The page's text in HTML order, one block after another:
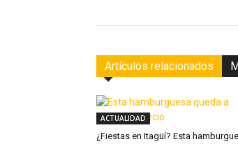
Artículos relacionados
ACTUALIDAD
¿Fiestas en Itagüí? Esta